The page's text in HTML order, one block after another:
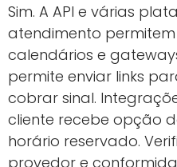
Sim. A API e várias
atendimento
calendários e
permite enviar links
cobrar sinal.
cliente recebe opção
horário reservado.
provedor e